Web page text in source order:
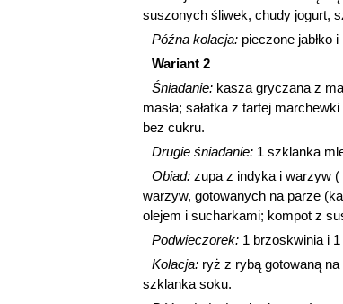
suszonych śliwek, chudy jogurt,
Późna kolacja: pieczone jabłko i
Wariant 2
Śniadanie: kasza gryczana z
masła; sałatka z tartej
bez cukru.
Drugie śniadanie: 1 szklanka
Obiad: zupa z indyka i warzyw (
warzyw, gotowanych na parze
olejem i sucharkami; kompot z
Podwieczorek: 1 brzoskwinia i 1
Kolacja: ryż z rybą gotowaną
szklanka soku.